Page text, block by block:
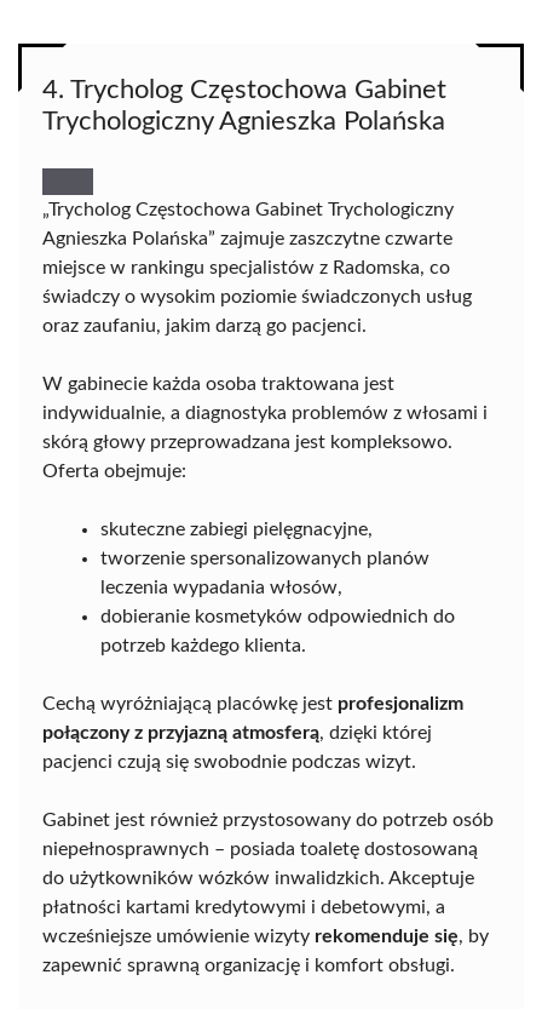
4. Trycholog Częstochowa Gabinet
Trychologiczny Agnieszka Polańska
„Trycholog Częstochowa Gabinet Trychologiczny
Agnieszka Polańska” zajmuje zaszczytne czwarte
miejsce w rankingu specjalistów z Radomska, co
świadczy o wysokim poziomie świadczonych usług
oraz zaufaniu, jakim darzą go pacjenci.
W gabinecie każda osoba traktowana jest
indywidualnie, a diagnostyka problemów z włosami i
skórą głowy przeprowadzana jest kompleksowo.
Oferta obejmuje:
skuteczne zabiegi pielęgnacyjne,
tworzenie spersonalizowanych planów
leczenia wypadania włosów,
dobieranie kosmetyków odpowiednich do
potrzeb każdego klienta.
Cechą wyróżniającą placówkę jest profesjonalizm
połączony z przyjazną atmosferą, dzięki której
pacjenci czują się swobodnie podczas wizyt.
Gabinet jest również przystosowany do potrzeb osób
niepełnosprawnych – posiada toaletę dostosowaną
do użytkowników wózków inwalidzkich. Akceptuje
płatności kartami kredytowymi i debetowymi, a
wcześniejsze umówienie wizyty rekomenduje się, by
zapewnić sprawną organizację i komfort obsługi.